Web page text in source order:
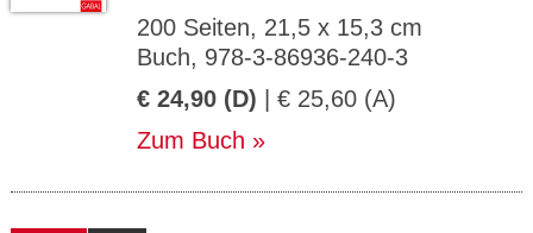
200 Seiten, 21,5 x 15,3 cm
Buch, 978-3-86936-240-3
€ 24,90 (D) | € 25,60 (A)
Zum Buch